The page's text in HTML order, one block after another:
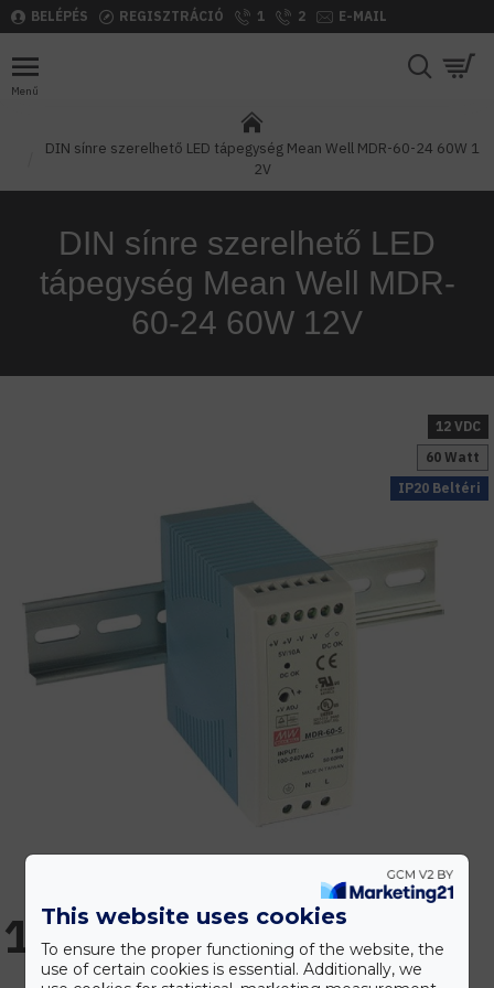
BELÉPÉS REGISZTRÁCIÓ 1 2 E-MAIL
DIN sínre szerelhető LED tápegység Mean Well MDR-60-24 60W 1
2V
DIN sínre szerelhető LED
tápegység Mean Well MDR-
60-24 60W 12V
IP20 Beltéri
12 VDC
60 Watt
11.240 Ft
This website uses cookies
To ensure the proper functioning of the website, the
use of certain cookies is essential. Additionally, we